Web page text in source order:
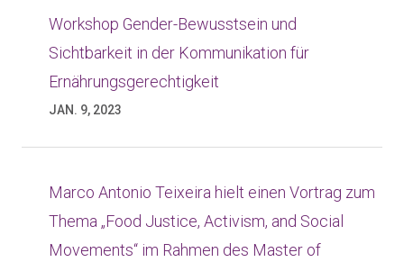
Workshop Gender-Bewusstsein und
Sichtbarkeit in der Kommunikation für
Ernährungsgerechtigkeit
JAN. 9, 2023
Marco Antonio Teixeira hielt einen Vortrag zum
Thema „Food Justice, Activism, and Social
Movements“ im Rahmen des Master of